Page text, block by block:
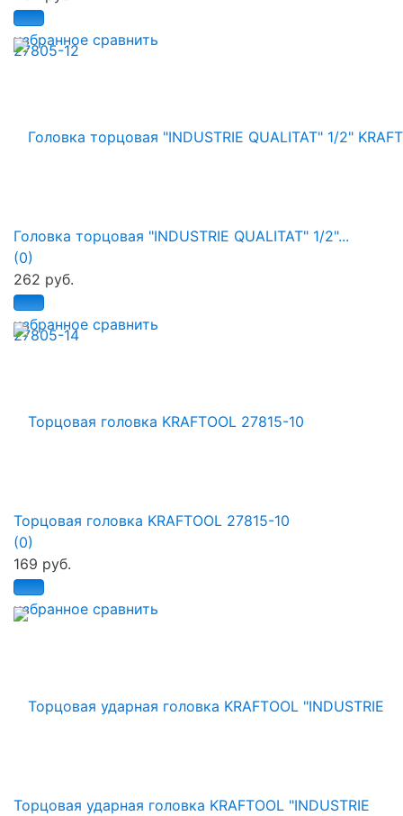
избранное сравнить
избранное сравнить
Головка торцовая "INDUSTRIE QUALITAT" 1/2"...
(0)
262 руб.
избранное сравнить
Торцовая головка KRAFTOOL 27815-10
(0)
169 руб.
Торцовая ударная головка KRAFTOOL "INDUSTRIE